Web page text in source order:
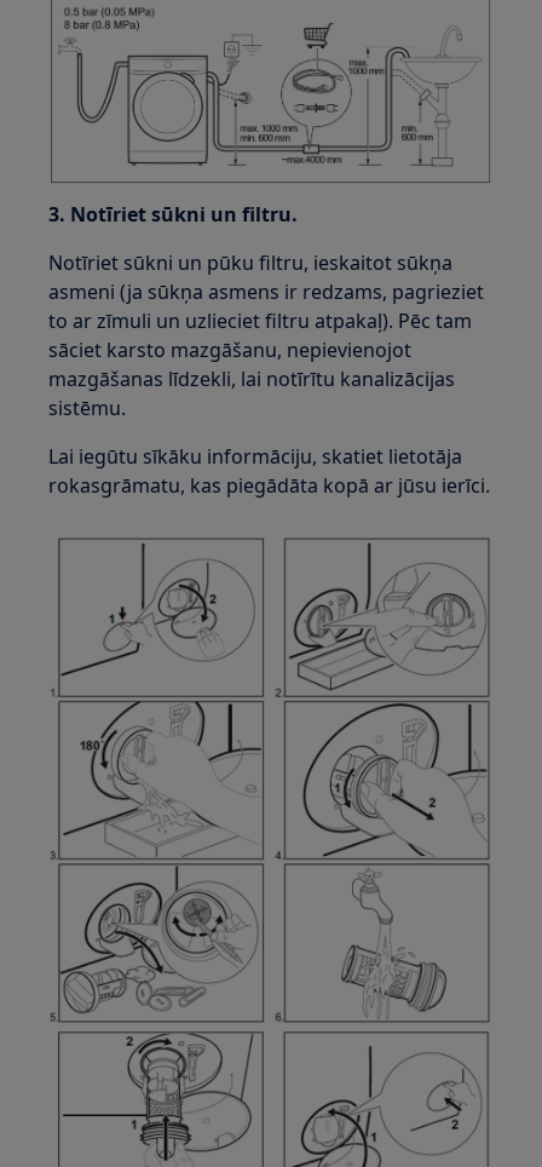
3. Notīriet sūkni un filtru.
Notīriet sūkni un pūku filtru, ieskaitot sūkņa
asmeni (ja sūkņa asmens ir redzams, pagrieziet
to ar zīmuli un uzlieciet filtru atpakaļ). Pēc tam
sāciet karsto mazgāšanu, nepievienojot
mazgāšanas līdzekli, lai notīrītu kanalizācijas
sistēmu.
Lai iegūtu sīkāku informāciju, skatiet lietotāja
rokasgrāmatu, kas piegādāta kopā ar jūsu ierīci.